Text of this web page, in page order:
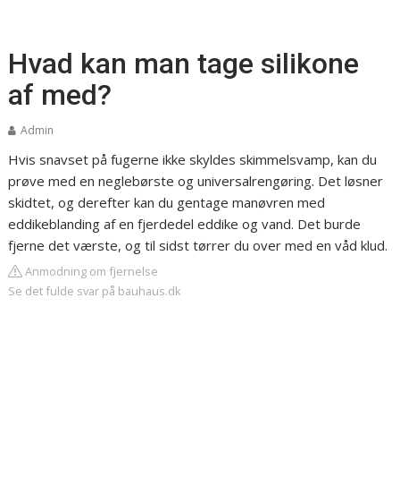
Hvad kan man tage silikone
af med?
Admin
Hvis snavset på fugerne ikke skyldes skimmelsvamp, kan du
prøve med en neglebørste og universalrengøring. Det løsner
skidtet, og derefter kan du gentage manøvren med
eddikeblanding af en fjerdedel eddike og vand. Det burde
fjerne det værste, og til sidst tørrer du over med en våd klud.
Anmodning om fjernelse
Se det fulde svar på bauhaus.dk